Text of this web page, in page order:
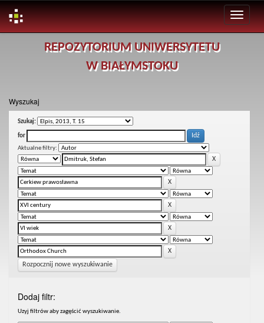
REPOZYTORIUM UNIWERSYTETU
W BIAŁYMSTOKU
Wyszukaj
Szukaj:
for
Aktualne filtry:
Rozpocznij nowe wyszukiwanie
Dodaj filtr:
Uzyj filtrów aby zagęścić wyszukiwanie.